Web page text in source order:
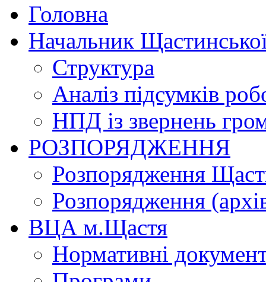
Головна
Начальник
Структура
Аналіз підсумків
НПД із звернень
РОЗПОРЯДЖЕННЯ
Розпорядження
Розпорядження
ВЦА м.Щастя
Нормативні